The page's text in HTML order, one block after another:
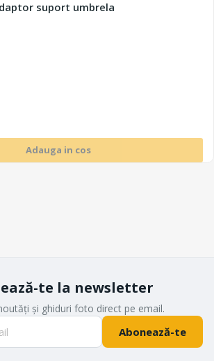
suport umbrela
Adauga in cos
te la newsletter
și ghiduri foto direct pe email.
Abonează-te